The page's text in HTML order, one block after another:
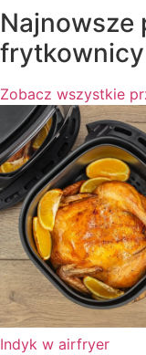
Najnowsze
frytkownicy
Zobacz wszystkie
Indyk w airfryer